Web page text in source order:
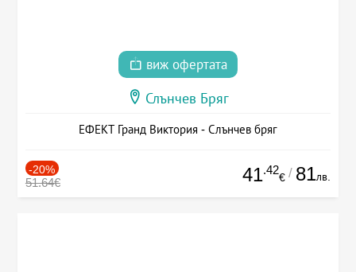
виж офертата
Слънчев Бряг
ЕФЕКТ Гранд Виктория - Слънчев бряг
-20%
51.64€ 41.42
€ / 81лв.